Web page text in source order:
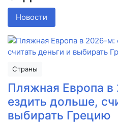
Новости
Страны
Пляжная Европа в
ездить дольше,
выбирать Грецию